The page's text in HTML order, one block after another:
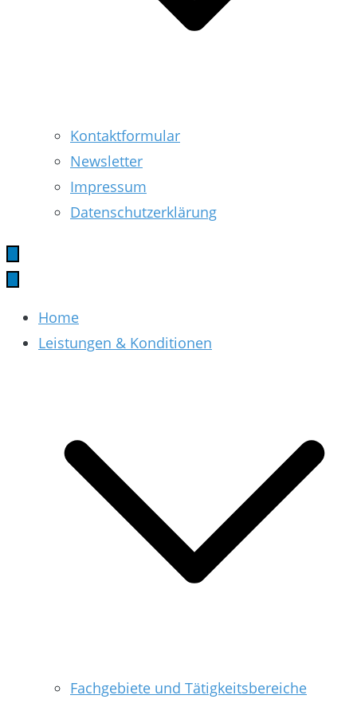
Kontaktformular
Newsletter
Impressum
Datenschutzerklärung
Home
Leistungen & Konditionen
Fachgebiete und Tätigkeitsbereiche